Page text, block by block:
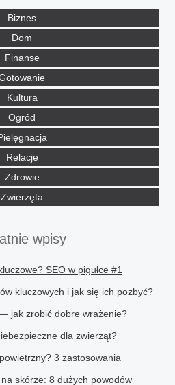
Biznes
Dom
Finanse
Kultura
Ogród
Relacje
Zdrowie
Zwierzęta
wpisy
SEO w pigułce #1
kluczowych i jak się ich pozbyć?
jak zrobić dobre wrażenie?
dla zwierząt?
3 zastosowania
skórze: 8 dużych powodów